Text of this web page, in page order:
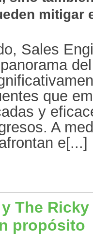
mitigar
Sales
que
y
A
e[...]
The
propósito